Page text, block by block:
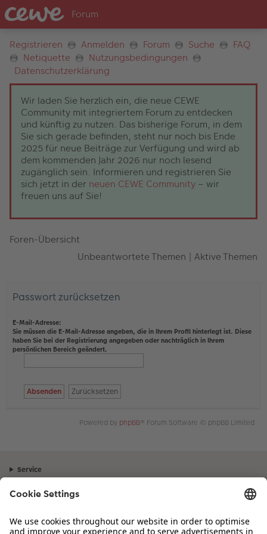
Registrieren Anmelden Forum Suche
FAQ
Netiquette
Nutzungsbedingungen
Datenschutzerklärung
Wir laden Sie herzlich ein, die neue CEWE
Community mit integriertem Forum zu entdecken
und künftig zu nutzen. Das bisherige Forum, in dem
Sie sich gerade befinden, steht nur noch bis Ende
2025 für neue Beiträge zur Verfügung und wird ab
dem kommenden Jahr 2026 nur noch lesend
zugänglich sein. Informieren und registrieren Sie
sich jetzt in der neuen CEWE Community – wir
freuen uns auf Sie!
Foren-Übersicht
Unbeantwortete Themen | Aktive Themen
Passwort zurücksetzen
E-Mail-Adresse:
Sie müssen die E-Mail-Adresse angeben, die in Ihrem Profil hinterlegt ist. Diese
haben Sie bei der Registrierung angegeben oder nachträglich in Ihrem
persönlichen Bereich geändert.
Powered by phpBB® Forum Software © phpBB Limited
Service